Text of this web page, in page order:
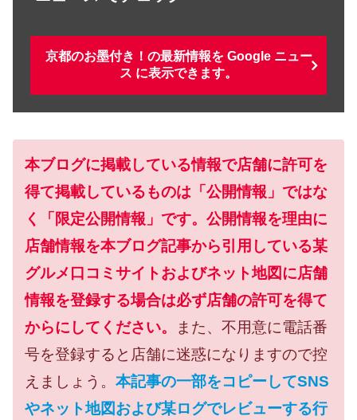
京都のお墨付き！の最新情報を Google ニュー
ス に表示できます。
本ブログに掲載している情報で店舗に許可を
得て掲載しているものは「公開情報」ではな
く「限定公開情報」です。公開情報を理由に
店舗情報を本ブログ記事から引用している某
グルメ口コミサイトおよびネット地図に店舗
情報を登録する場合は必ず店舗の許可を得て
からにしてください。
また、不用意に電話番
号を登録すると店舗に迷惑になりますので控
えましょう。 本記事の一部をコピーしてSNS
やネット地図および某ログでレビューする行